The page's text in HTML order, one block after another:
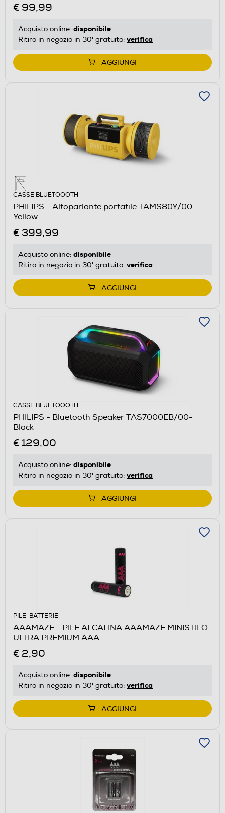
€ 99,99
Acquisto online: disponibile
Ritiro in negozio in 30' gratuito: verifica
AGGIUNGI
CASSE BLUETOOOTH
PHILIPS - Altoparlante portatile TAMS80Y/00-
Yellow
€ 399,99
Acquisto online: disponibile
Ritiro in negozio in 30' gratuito: verifica
AGGIUNGI
CASSE BLUETOOOTH
PHILIPS - Bluetooth Speaker TAS7000EB/00-
Black
€ 129,00
Acquisto online: disponibile
Ritiro in negozio in 30' gratuito: verifica
AGGIUNGI
PILE-BATTERIE
AAAMAZE - PILE ALCALINA AAAMAZE MINISTILO
ULTRA PREMIUM AAA
€ 2,90
Acquisto online: disponibile
Ritiro in negozio in 30' gratuito: verifica
AGGIUNGI